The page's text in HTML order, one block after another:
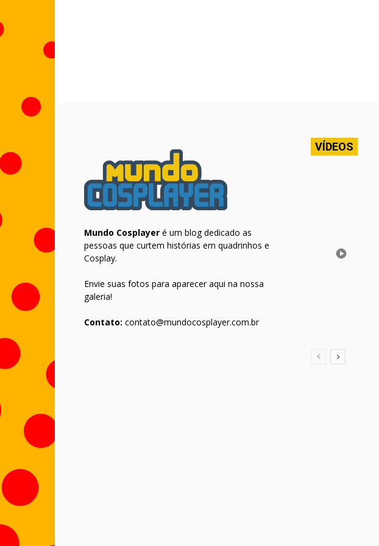
Mundo Cosplayer é um blog dedicado as
pessoas que curtem histórias em quadrinhos e
Cosplay.
Envie suas fotos para aparecer aqui na nossa
galeria!
Contato: contato@mundocosplayer.com.br
VÍDEOS